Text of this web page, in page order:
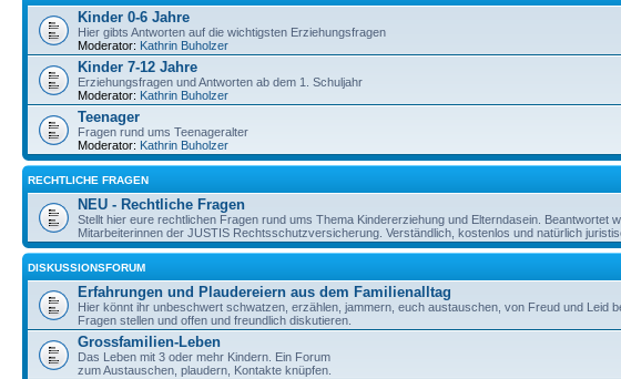
Kinder 0-6 Jahre
Hier gibts Antworten auf die wichtigsten Erziehungsfragen
Moderator: Kathrin Buholzer
Kinder 7-12 Jahre
Erziehungsfragen und Antworten ab dem 1. Schuljahr
Moderator: Kathrin Buholzer
Teenager
Fragen rund ums Teenageralter
Moderator: Kathrin Buholzer
RECHTLICHE FRAGEN
NEU - Rechtliche Fragen
Stellt hier eure rechtlichen Fragen rund ums Thema Kindererziehung und Elterndasein. Beantwortet
Mitarbeiterinnen der JUSTIS Rechtsschutzversicherung. Verständlich, kostenlos und natürlich
DISKUSSIONSFORUM
Erfahrungen und Plaudereiern aus dem Familienalltag
Hier könnt ihr unbeschwert schwatzen, erzählen, jammern, euch austauschen, von Freud und Leid
Fragen stellen und offen und freundlich diskutieren.
Grossfamilien-Leben
Das Leben mit 3 oder mehr Kindern. Ein Forum
zum Austauschen, plaudern, Kontakte knüpfen.